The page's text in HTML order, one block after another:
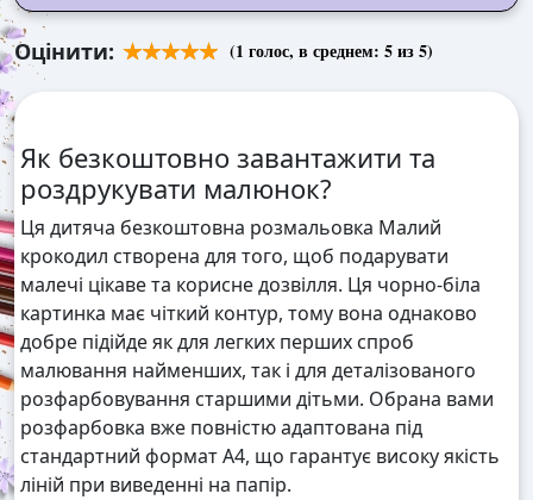
Оцінити: (1 голос, в среднем: 5из 5)
Як безкоштовно завантажити та
роздрукувати малюнок?
Ця дитяча безкоштовна розмальовка Малий
крокодил створена для того, щоб подарувати
малечі цікаве та корисне дозвілля. Ця чорно-біла
картинка має чіткий контур, тому вона однаково
добре підійде як для легких перших спроб
малювання найменших, так і для деталізованого
розфарбовування старшими дітьми. Обрана вами
розфарбовка вже повністю адаптована під
стандартний формат А4, що гарантує високу якість
ліній при виведенні на папір.